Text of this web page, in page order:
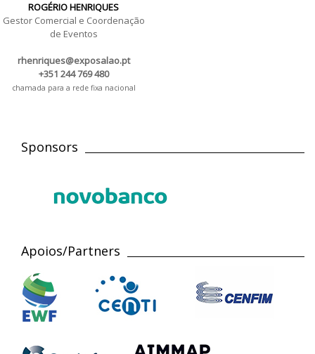
ROGÉRIO HENRIQUES
Gestor Comercial e Coordenação
de Eventos
rhenriques@exposalao.pt
+351 244 769 480
chamada para a rede fixa nacional
Sponsors
Apoios/Partners